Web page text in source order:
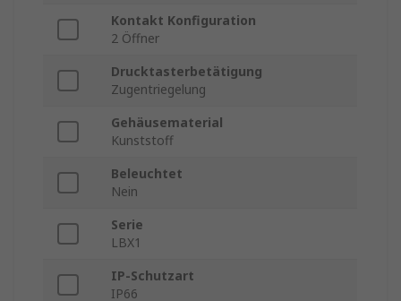
Kontakt Konfiguration
2 Öffner
Drucktasterbetätigung
Zugentriegelung
Gehäusematerial
Kunststoff
Beleuchtet
Nein
Serie
LBX1
IP-Schutzart
IP66